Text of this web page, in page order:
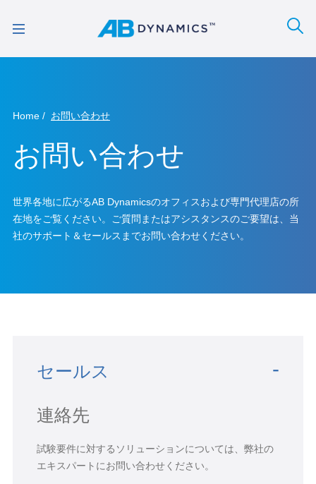
Home お問い合わせ
お問い合わせ
世界各地に広がるAB Dynamicsのオフィスおよび専門代理店の所
在地をご覧ください。ご質問またはアシスタンスのご要望は、当
社のサポート＆セールスまでお問い合わせください。
セールス
連絡先
試験要件に対するソリューションについては、弊社の
エキスパートにお問い合わせください。